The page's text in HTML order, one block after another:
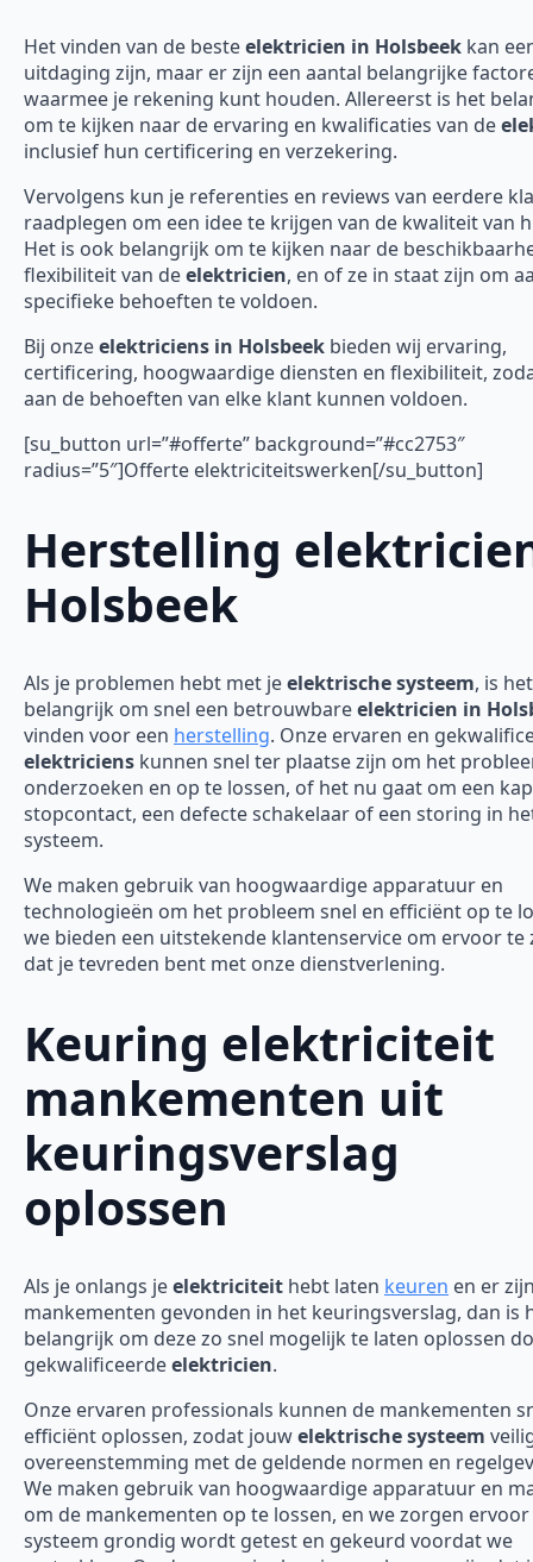
Het vinden van de besteelektricien in Holsbeek kan
uitdaging zijn, maar er zijn een aantal belangrijke
waarmee je rekening kunt houden. Allereerst is het
om te kijken naar de ervaring en kwalificaties van de
inclusief hun certificering en verzekering.
Vervolgens kun je referenties en reviews van eerdere
raadplegen om een idee te krijgen van de kwaliteit van
Het is ook belangrijk om te kijken naar de
flexibiliteit van deelektricien, en of ze in staat zijn om
specifieke behoeften te voldoen.
Bij onzeelektriciens in Holsbeek bieden wij ervaring,
certificering, hoogwaardige diensten en flexibiliteit,
aan de behoeften van elke klant kunnen voldoen.
[su_button url=”#offerte” background=”#cc2753″
radius=”5″]Offerte elektriciteitswerken[/su_button]
Herstelling
Holsbeek
Als je problemen hebt met jeelektrische systeem, is het
belangrijk om snel een betrouwbareelektricien in
vinden voor een herstelling. Onze ervaren en
elektriciens kunnen snel ter plaatse zijn om het
onderzoeken en op te lossen, of het nu gaat om een
stopcontact, een defecte schakelaar of een storing in
systeem.
We maken gebruik van hoogwaardige apparatuur en
technologieën om het probleem snel en efficiënt op te
we bieden een uitstekende klantenservice om ervoor te
dat je tevreden bent met onze dienstverlening.
Keuring elektriciteit
mankementen uit
keuringsverslag
oplossen
Als je onlangs jeelektriciteit hebt laten keuren en er
mankementen gevonden in het keuringsverslag, dan is
belangrijk om deze zo snel mogelijk te laten oplossen
gekwalificeerdeelektricien.
Onze ervaren professionals kunnen de mankementen
efficiënt oplossen, zodat jouwelektrische systeem
overeenstemming met de geldende normen en
We maken gebruik van hoogwaardige apparatuur en
om de mankementen op te lossen, en we zorgen
systeem grondig wordt getest en gekeurd voordat we